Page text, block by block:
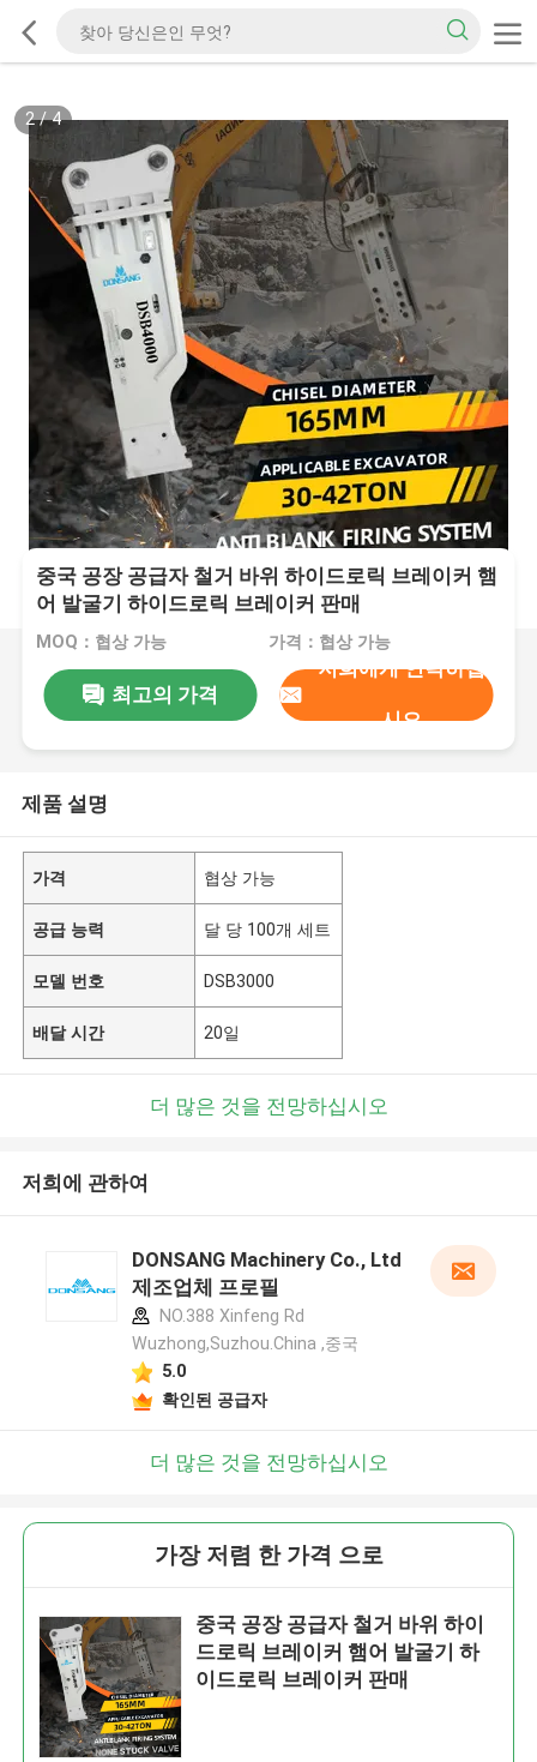
2/4
중국 공장 공급자 철거 바위 하이드로릭 브레이커 햄
어 발굴기 하이드로릭 브레이커 판매
MOQ：협상 가능 가격：협상 가능
최고의 가격
저희에게 연락하십
시오
제품 설명
가격 협상 가능
공급 능력 달 당 100개 세트
모델 번호 DSB3000
배달 시간 20일
더 많은 것을 전망하십시오
저희에 관하여
DONSANG Machinery Co., Ltd
제조업체 프로필
NO.388 Xinfeng Rd
Wuzhong,Suzhou.China ,중국
5.0
확인된 공급자
더 많은 것을 전망하십시오
가장 저렴 한 가격 으로
중국 공장 공급자 철거 바위 하이
드로릭 브레이커 햄어 발굴기 하
이드로릭 브레이커 판매